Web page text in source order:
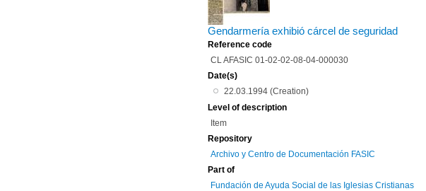
Gendarmería exhibió cárcel de seguridad
Reference code
CL AFASIC 01-02-02-08-04-000030
Date(s)
22.03.1994 (Creation)
Level of description
Item
Repository
Archivo y Centro de Documentación FASIC
Part of
Fundación de Ayuda Social de las Iglesias Cristianas